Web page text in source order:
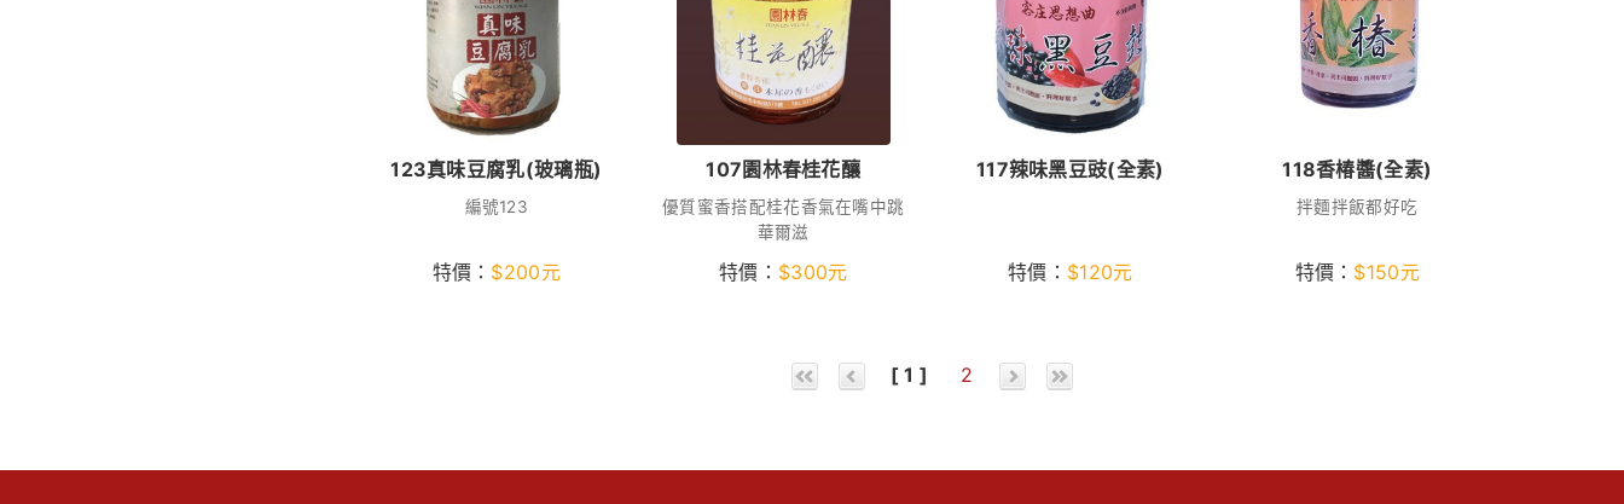
123真味豆腐乳(玻璃瓶)
編號123
特價： $200元
107園林春桂花釀
優質蜜香搭配桂花香氣在嘴中跳
華爾滋
特價： $300元
117辣味黑豆豉(全素)
特價： $120元
118香椿醬(全素)
拌麵拌飯都好吃
特價： $150元
[ 1 ] 2